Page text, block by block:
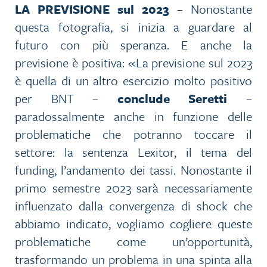
LA PREVISIONE sul 2023 – Nonostante
questa fotografia, si inizia a guardare al
futuro con più speranza. E anche la
previsione è positiva: «La previsione sul 2023
è quella di un altro esercizio molto positivo
per BNT – conclude Seretti –
paradossalmente anche in funzione delle
problematiche che potranno toccare il
settore: la sentenza Lexitor, il tema del
funding, l’andamento dei tassi. Nonostante il
primo semestre 2023 sarà necessariamente
influenzato dalla convergenza di shock che
abbiamo indicato, vogliamo cogliere queste
problematiche come un’opportunità,
trasformando un problema in una spinta alla